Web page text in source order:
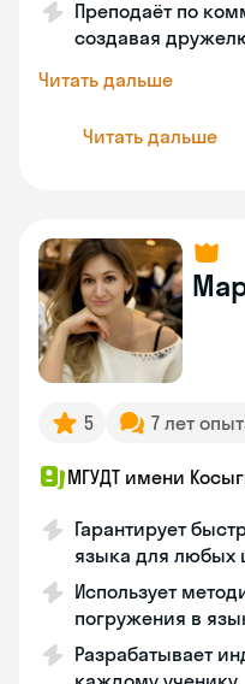
Преподаёт по
создавая
Читать дальше
Читать дальше
5 7 лет
МГУДТ имени
Гарантирует
языка для любых
Использует
погружения в
Разрабатывает